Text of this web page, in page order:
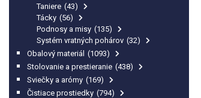
Taniere (43)
Tácky (56)
Podnosy a misy (135)
Systém vratných pohárov (32)
Obalový materiál (1093)
Stolovanie a prestieranie (438)
Sviečky a arómy (169)
Čistiace prostiedky (794)